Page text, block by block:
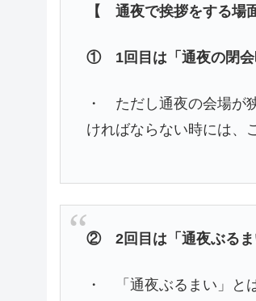
【 通夜で挨拶をする場
① 1回目は「通夜の閉会
・ ただし通夜の会場が
ければならない時には、
② 2回目は「通夜ぶるま
・ 「通夜ぶるまい」と